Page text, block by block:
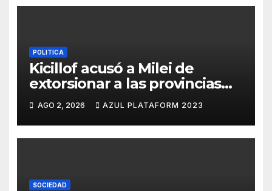
POLITICA
Kicillof acusó a Milei de
extorsionar a las provincias
para lograr su reelección
AGO 2, 2026 AZUL PLATAFORM 2023
SOCIEDAD